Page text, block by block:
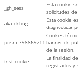
_gh_sess
Esta cookie
solicitudes de
aka_debug
Esta cookie
diagnosticar
prism_798869211
Cookies
banner de
de la sesión.
test_cookie
La finalidad
registrados y